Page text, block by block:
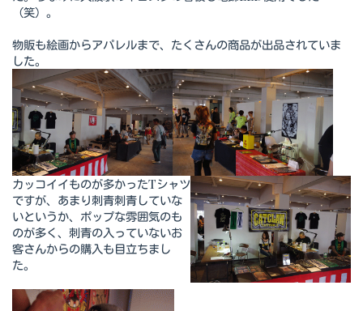
（笑）。
物販も絵画からアパレルまで、たくさんの商品が出品されていま
した。
カッコイイものが多かったTシャツ
ですが、あまり刺青刺青していな
いというか、ポップな雰囲気のも
のが多く、刺青の入っていないお
客さんからの購入も目立ちまし
た。